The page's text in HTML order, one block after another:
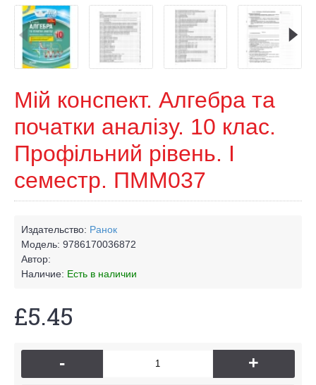
Мій конспект. Алгебра та
початки аналізу. 10 клас.
Профільний рівень. I
семестр. ПММ037
Издательство: Ранок
Модель: 9786170036872
Автор:
Наличие: Есть в наличии
£5.45
- +